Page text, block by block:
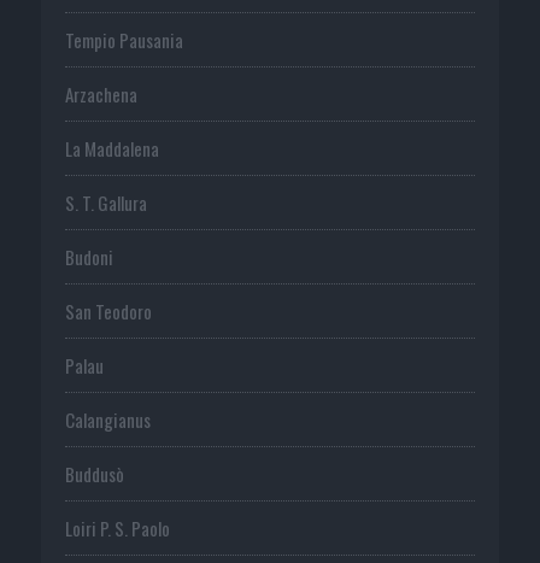
Tempio Pausania
Arzachena
La Maddalena
S. T. Gallura
Budoni
San Teodoro
Palau
Calangianus
Buddusò
Loiri P. S. Paolo